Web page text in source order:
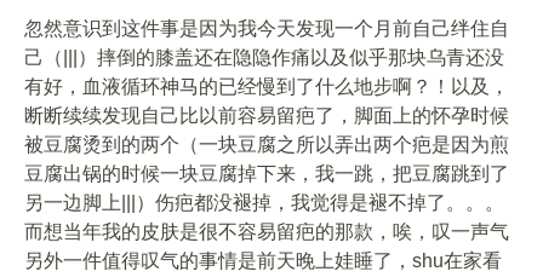
忽然意识到这件事是因为我今天发现一个月前自己绊住自
己（|||）摔倒的膝盖还在隐隐作痛以及似乎那块乌青还没
有好，血液循环神马的已经慢到了什么地步啊？！以及，
断断续续发现自己比以前容易留疤了，脚面上的怀孕时候
被豆腐烫到的两个（一块豆腐之所以弄出两个疤是因为煎
豆腐出锅的时候一块豆腐掉下来，我一跳，把豆腐跳到了
另一边脚上|||）伤疤都没褪掉，我觉得是褪不掉了。。。
而想当年我的皮肤是很不容易留疤的那款，唉，叹一声气
另外一件值得叹气的事情是前天晚上娃睡了，shu在家看